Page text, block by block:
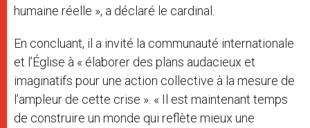
humaine réelle », a déclaré le cardinal.
En concluant, il a invité la communauté internationale
et l’Église à « élaborer des plans audacieux et
imaginatifs pour une action collective à la mesure de
l’ampleur de cette crise ». « Il est maintenant temps
de construire un monde qui reflète mieux une